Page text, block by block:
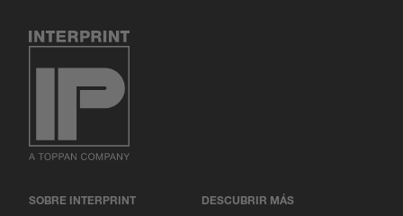
SOBRE INTERPRINT DESCUBRIR MÁS